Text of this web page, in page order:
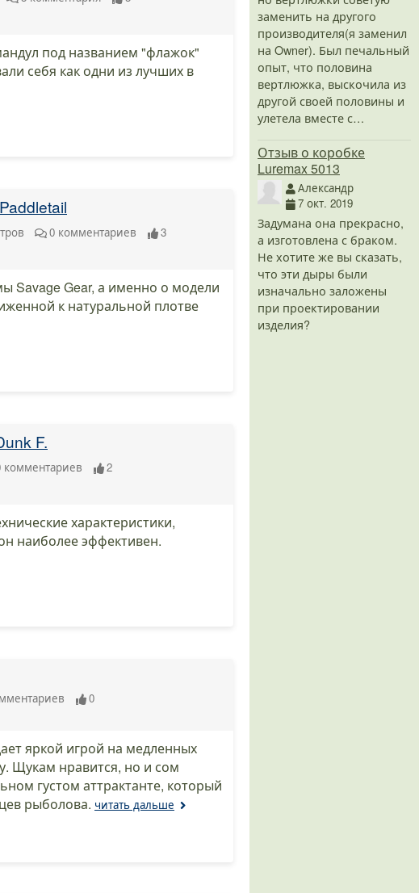
под названием "флажок"
себя как одни из лучших в
0 комментариев 3
Savage Gear, а именно о модели
к натуральной плотве
F.
комментариев 2
характеристики,
наиболее эффективен.
0
яркой игрой на медленных
Щукам нравится, но и сом
густом аттрактанте, который
рыболова. читать дальше
заменить на другого
производителя(я заменил
на Owner). Был печальный
опыт, что половина
вертлюжка, выскочила из
другой своей половины и
улетела вместе с…
Отзыв о коробке
Luremax 5013
Александр
7 окт. 2019
Задумана она прекрасно,
а изготовлена с браком.
Не хотите же вы сказать,
что эти дыры были
изначально заложены
при проектировании
изделия?